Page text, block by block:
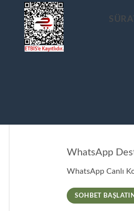
WhatsApp
WhatsApp Canlı
SOHBET BAŞLATIN